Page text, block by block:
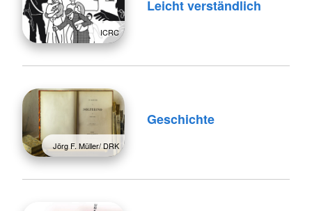
ICRC
Leicht verständlich
Jörg F. Müller/ DRK
Geschichte